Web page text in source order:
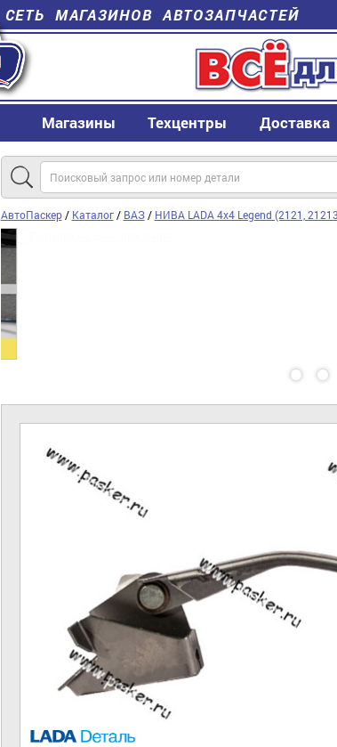
СЕТЬ МАГАЗИНОВ АВТОЗАПЧАСТЕЙ
Магазины Техцентры Доставка
АвтоПаскер/ Каталог/ ВАЗ/ НИВА LADA 4x4 Legend (2121,